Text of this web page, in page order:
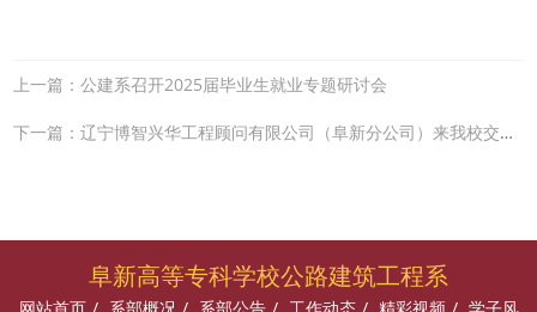
上一篇：公建系召开2025届毕业生就业专题研讨会
下一篇：辽宁博智兴华工程顾问有限公司（阜新分公司）来我校交流座谈
阜新高等专科学校公路建筑工程系
网站首页 / 系部概况 / 系部公告 / 工作动态 / 精彩视频 / 学子风